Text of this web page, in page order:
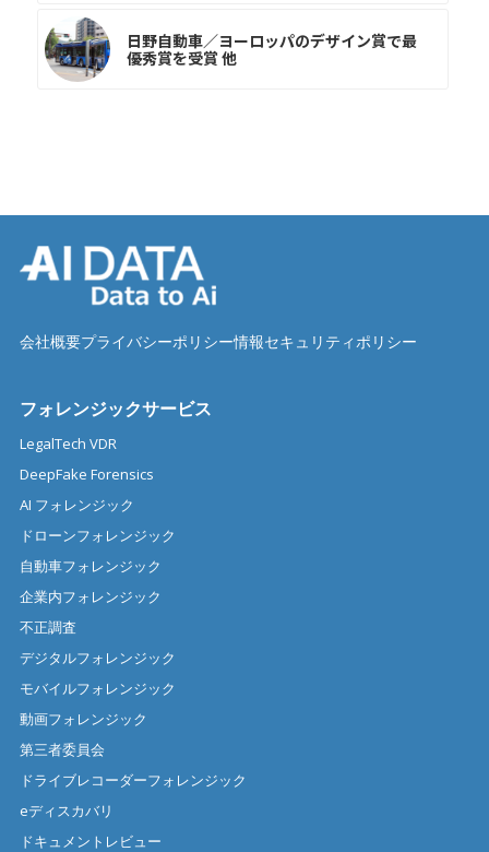
日野自動車／ヨーロッパのデザイン賞で最
優秀賞を受賞 他
会社概要プライバシーポリシー情報セキュリティポリシー
フォレンジックサービス
LegalTech VDR
DeepFake Forensics
AI フォレンジック
ドローンフォレンジック
自動車フォレンジック
企業内フォレンジック
不正調査
デジタルフォレンジック
モバイルフォレンジック
動画フォレンジック
第三者委員会
ドライブレコーダーフォレンジック
eディスカバリ
ドキュメントレビュー